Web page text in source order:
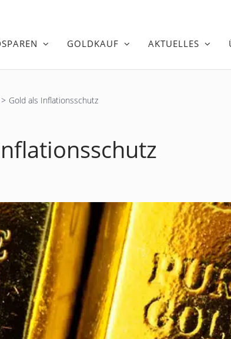
GOLDKAUF AKTUELLES
Gold als Inflationsschutz